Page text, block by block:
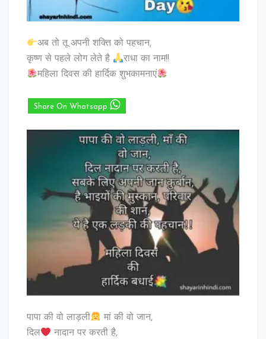
अब तो तू अपनी शक्ति को पहचान,
कृष्ण से पहले लोग लेते है
राधा का नाम!!
महिला दिवस की हार्दिक शुभकामनाएं
Share On Whatsapp
पापा की वो लाड़ली
मां की वो जान,
दिल
नादान पर करती है,